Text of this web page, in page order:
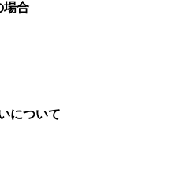
場合
について